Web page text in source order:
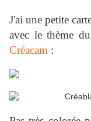
J'ai une petite
avec le thème
Créacam :